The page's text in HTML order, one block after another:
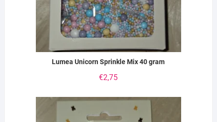
Lumea Unicorn Sprinkle Mix 40 gram
€2,75